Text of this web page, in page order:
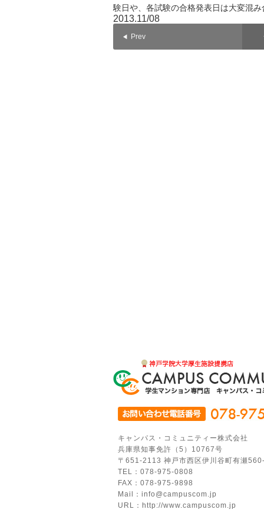
験日や、各試験の合格発表日は大変混
2013.11/08
Prev
キャンパス・コミュニティー株式会社
兵庫県知事免許（5）10767号
〒651-2113 神戸市西区伊川谷町有瀬
TEL：078-975-0808
FAX：078-975-9898
Mail：info@campuscom.jp
URL：http://www.campuscom.jp